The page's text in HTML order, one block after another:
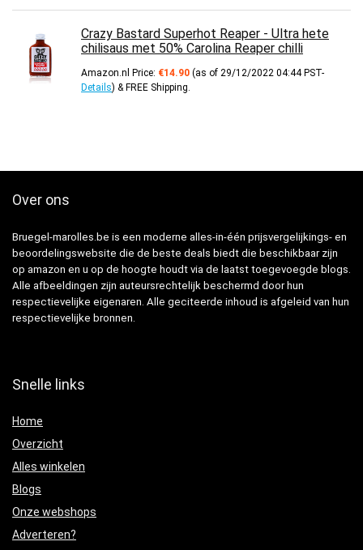
Crazy Bastard Superhot Reaper - Ultra hete
chilisaus met 50% Carolina Reaper chilli
Amazon.nl Price: €14.90 (as of 29/12/2022 04:44 PST-
Details) & FREE Shipping.
Over ons
Bruegel-marolles.be is een moderne alles-in-één prijsvergelijkings- en
beoordelingswebsite die de beste deals biedt die beschikbaar zijn
op amazon en u op de hoogte houdt via de laatst toegevoegde blogs.
Alle afbeeldingen zijn auteursrechtelijk beschermd door hun
respectievelijke eigenaren. Alle geciteerde inhoud is afgeleid van hun
respectievelijke bronnen.
Snelle links
Home
Overzicht
Alles winkelen
Blogs
Onze webshops
Adverteren?